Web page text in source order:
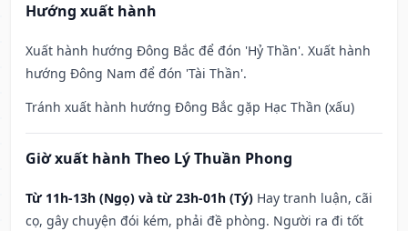
Hướng xuất hành
Xuất hành hướng Đông Bắc để đón 'Hỷ Thần'. Xuất hành
hướng Đông Nam để đón 'Tài Thần'.
Tránh xuất hành hướng Đông Bắc gặp Hạc Thần (xấu)
Giờ xuất hành Theo Lý Thuần Phong
Từ 11h-13h (Ngọ) và từ 23h-01h (Tý) Hay tranh luận, cãi
cọ, gây chuyện đói kém, phải đề phòng. Người ra đi tốt